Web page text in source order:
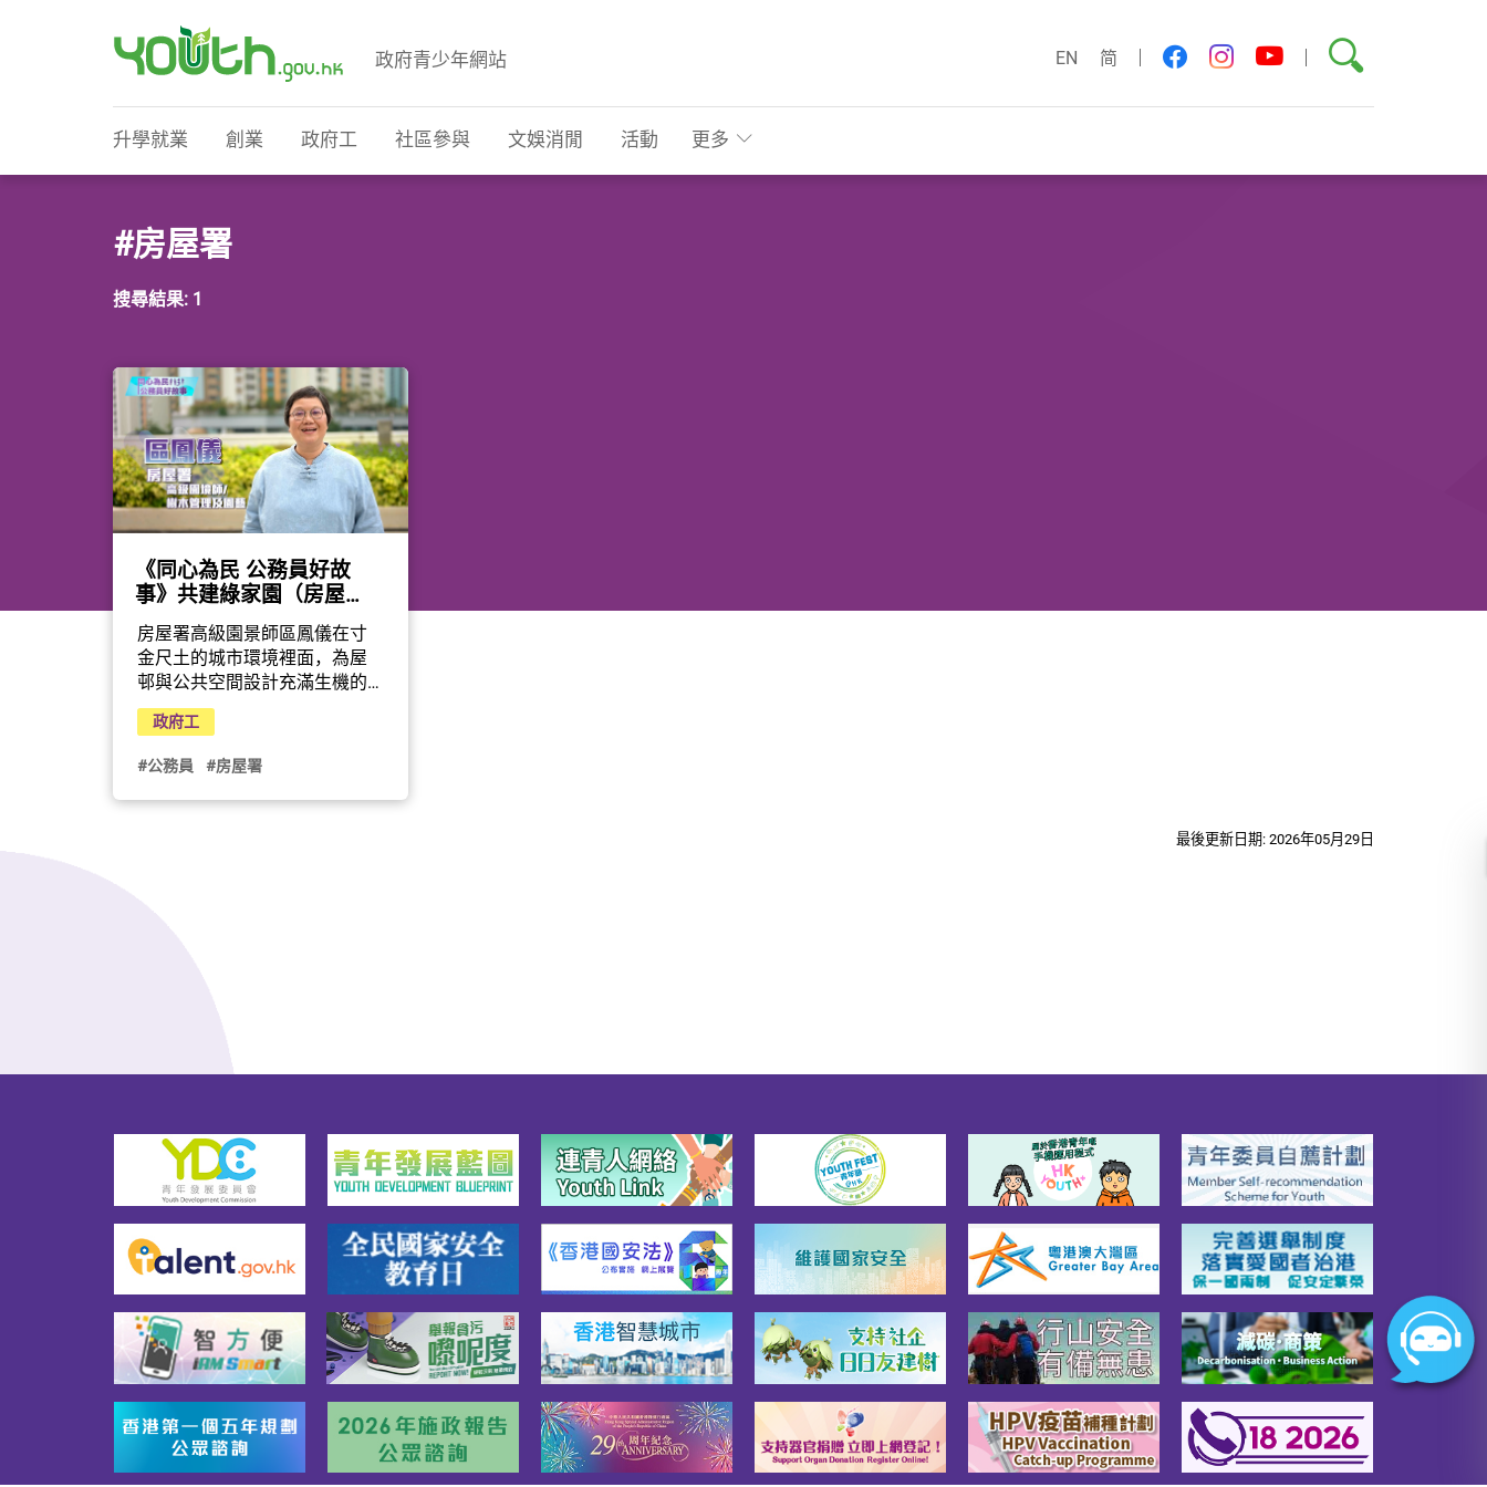
政府青少年網站 EN 简 facebookinstagram
youtube
搜尋
升學就業 創業 政府工 社區參與 文娛消閒 活動 更多
#房屋署
搜尋結果: 1
《同心為民 公務員好故
事》共建綠家園（房屋
署）
房屋署高級園景師區鳳儀在寸
金尺土的城市環境裡面，為屋
邨與公共空間設計充滿生機的
園景，並策劃各式各樣的社區
綠化活動，令居民在都市中亦
享受到綠色生活。她還積極引
入創新科技，例如利用無人機
巡查綠化天台狀況，以及研發
政府工
#公務員 #房屋署
最後更新日期: 2026年05月29日